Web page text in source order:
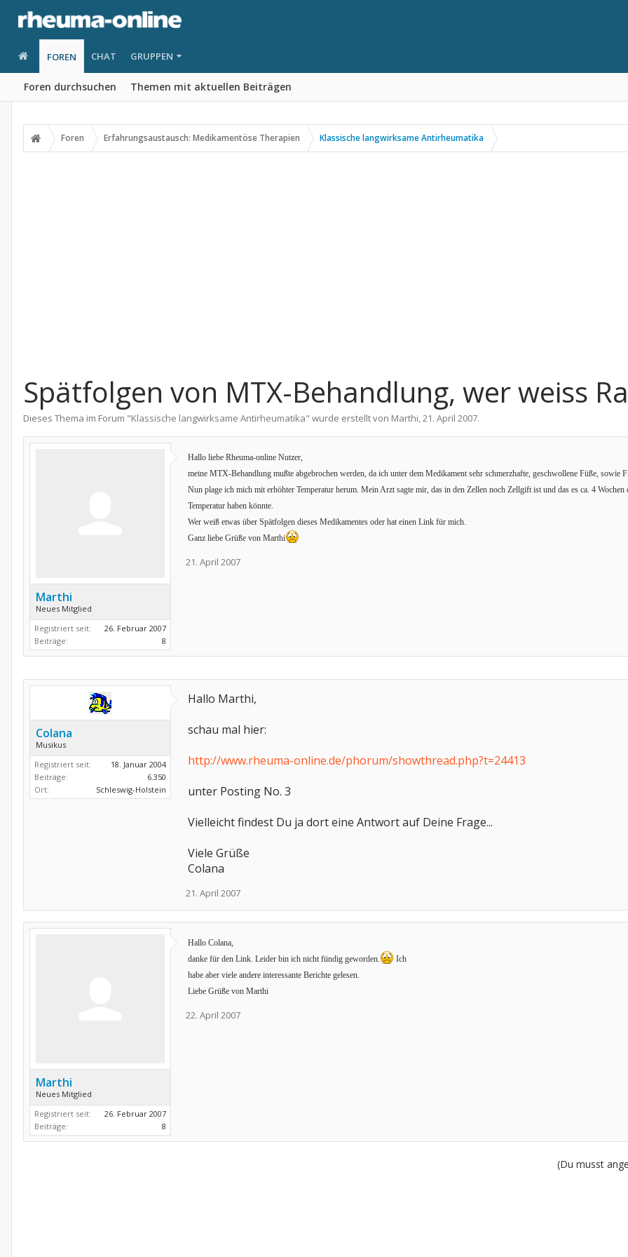
FOREN
Foren durchsuchen Themen mit aktuellen Beiträgen
CHAT GRUPPEN
Foren Erfahrungsaustausch: Medikamentöse Therapien Klassische langwirksame Antirheumatika
Spätfolgen von MTX-Behandlung, wer weiss
Dieses Thema im Forum "Klassische langwirksame Antirheumatika" wurde erstellt von Marthi,21. April 2007.
Marthi
Neues Mitglied
Registriert seit:
26. Februar 2007
Beiträge:
8
Hallo liebe Rheuma-online Nutzer,
meine MTX-Behandlung mußte abgebrochen werden, da ich unter dem Medikament sehr schmerzhafte, geschwollene Füße, sowie
Nun plage ich mich mit erhöhter Temperatur herum. Mein Arzt sagte mir, das in den Zellen noch Zellgift ist und das es ca. 4
Temperatur haben könnte.
Wer weiß etwas über Spätfolgen dieses Medikamentes oder hat einen Link für mich.
Ganz liebe Grüße von Marthi
21. April 2007
Colana
Musikus
Registriert seit:
18. Januar 2004
Beiträge:
6.350
Ort:
Schleswig-Holstein
Hallo Marthi,
schau mal hier:
http://www.rheuma-online.de/phorum/showthread.php?t=24413
unter Posting No. 3
Vielleicht findest Du ja dort eine Antwort auf Deine Frage...
Viele Grüße
Colana
21. April 2007
Marthi
Neues Mitglied
Registriert seit:
26. Februar 2007
Beiträge:
8
Hallo Colana,
danke für den Link. Leider bin ich nicht fündig geworden.
Ich
habe aber viele andere interessante Berichte gelesen.
Liebe Grüße von Marthi
22. April 2007
(Du musst